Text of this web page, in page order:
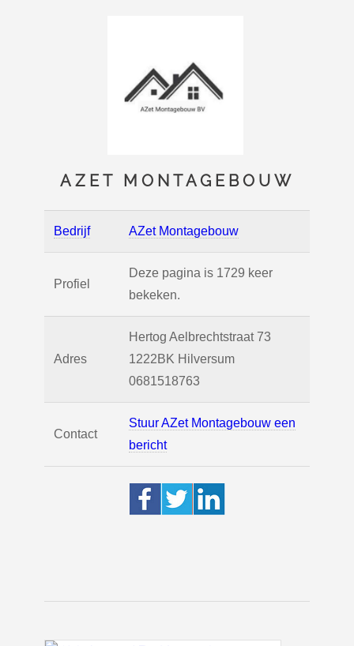
AZET MONTAGEBOUW
Bedrijf AZet Montagebouw
Profiel
Deze pagina is 1729 keer
bekeken.
Adres
Hertog Aelbrechtstraat 73
1222BK Hilversum
0681518763
Contact
Stuur AZet Montagebouw een
bericht